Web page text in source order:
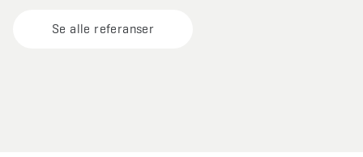
Se alle referanser